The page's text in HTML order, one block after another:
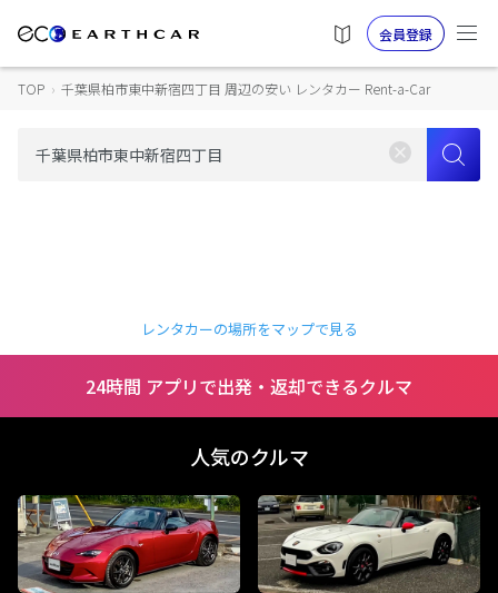
会員登録
TOP › 千葉県柏市東中新宿四丁目 周辺の安い レンタカー Rent-a-Car
レンタカーの場所をマップで見る
24時間 アプリで出発・返却できるクルマ
人気のクルマ